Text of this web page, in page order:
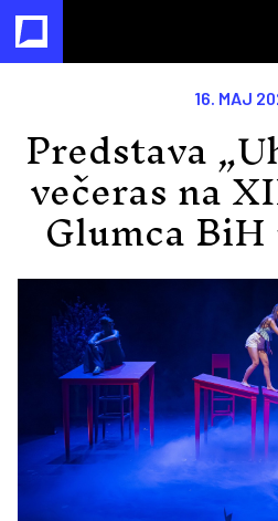
16. MAJ
Predstava
večeras na
Glumca